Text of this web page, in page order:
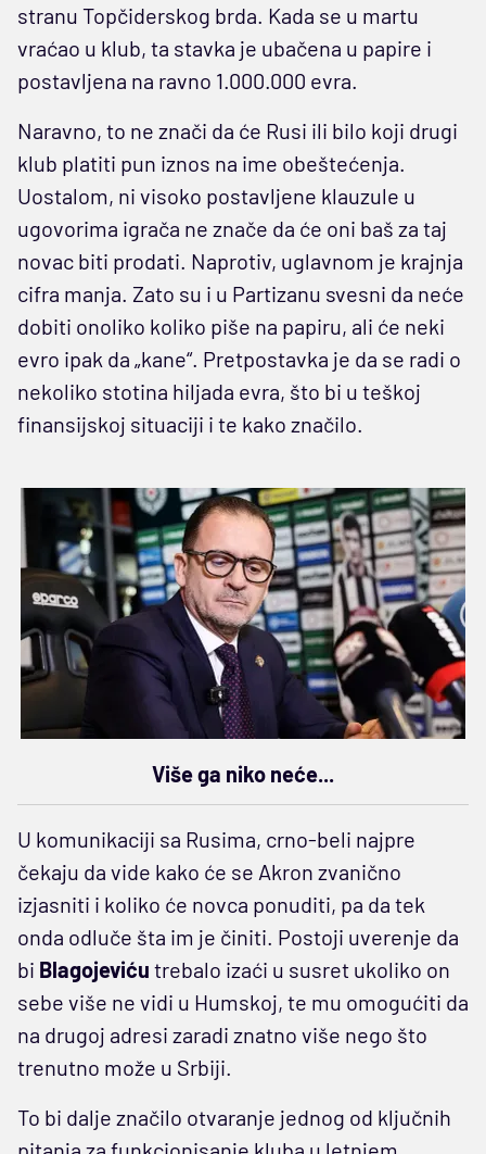
stranu Topčiderskog brda. Kada se u martu
vraćao u klub, ta stavka je ubačena u papire i
postavljena na ravno 1.000.000 evra.
Naravno, to ne znači da će Rusi ili bilo koji drugi
klub platiti pun iznos na ime obeštećenja.
Uostalom, ni visoko postavljene klauzule u
ugovorima igrača ne znače da će oni baš za taj
novac biti prodati. Naprotiv, uglavnom je krajnja
cifra manja. Zato su i u Partizanu svesni da neće
dobiti onoliko koliko piše na papiru, ali će neki
evro ipak da „kane“. Pretpostavka je da se radi o
nekoliko stotina hiljada evra, što bi u teškoj
finansijskoj situaciji i te kako značilo.
Više ga niko neće...
U komunikaciji sa Rusima, crno-beli najpre
čekaju da vide kako će se Akron zvanično
izjasniti i koliko će novca ponuditi, pa da tek
onda odluče šta im je činiti. Postoji uverenje da
bi Blagojeviću trebalo izaći u susret ukoliko on
sebe više ne vidi u Humskoj, te mu omogućiti da
na drugoj adresi zaradi znatno više nego što
trenutno može u Srbiji.
To bi dalje značilo otvaranje jednog od ključnih